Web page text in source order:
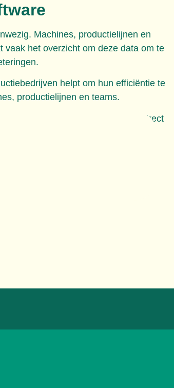
Machines, productielijnen en
vaak het overzicht om deze data om te
helpt om hun efficiëntie te
productielijnen en teams.
in productieprestaties wordt direct